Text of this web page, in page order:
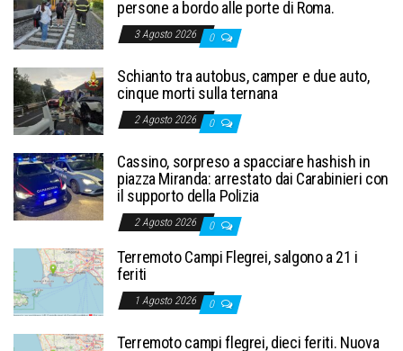
persone a bordo alle porte di Roma.
3 Agosto 2026 0
Schianto tra autobus, camper e due auto,
cinque morti sulla ternana
2 Agosto 2026 0
Cassino, sorpreso a spacciare hashish in
piazza Miranda: arrestato dai Carabinieri con
il supporto della Polizia
2 Agosto 2026 0
Terremoto Campi Flegrei, salgono a 21 i
feriti
1 Agosto 2026 0
Terremoto campi flegrei, dieci feriti. Nuova